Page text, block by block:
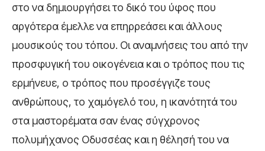
στο να δημιουργήσει το δικό του ύφος που
αργότερα έμελλε να επηρρεάσει και άλλους
μουσικούς του τόπου. Οι αναμνήσεις του από την
προσφυγική του οικογένεια και ο τρόπος που τις
ερμήνευε, ο τρόπος που προσέγγιζε τους
ανθρώπους, το χαμόγελό του, η ικανότητά του
στα μαστορέματα σαν ένας σύγχρονος
πολυμήχανος Οδυσσέας και η θέλησή του να